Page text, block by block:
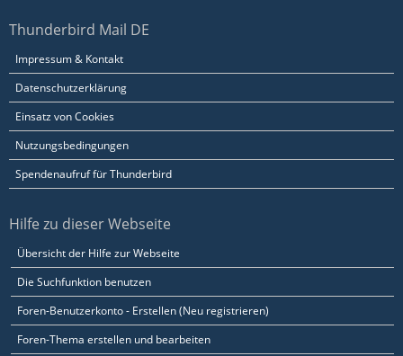
Thunderbird Mail DE
Impressum & Kontakt
Datenschutzerklärung
Einsatz von Cookies
Nutzungsbedingungen
Spendenaufruf für Thunderbird
Hilfe zu dieser Webseite
Übersicht der Hilfe zur Webseite
Die Suchfunktion benutzen
Foren-Benutzerkonto - Erstellen (Neu registrieren)
Foren-Thema erstellen und bearbeiten